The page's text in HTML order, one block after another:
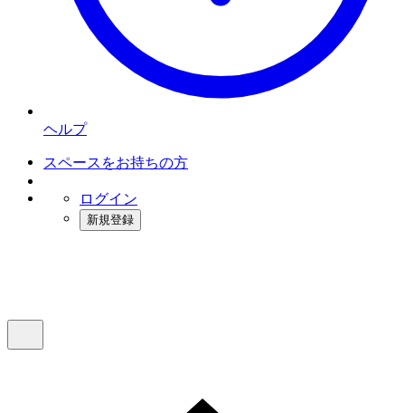
ヘルプ
スペースをお持ちの方
ログイン
新規登録